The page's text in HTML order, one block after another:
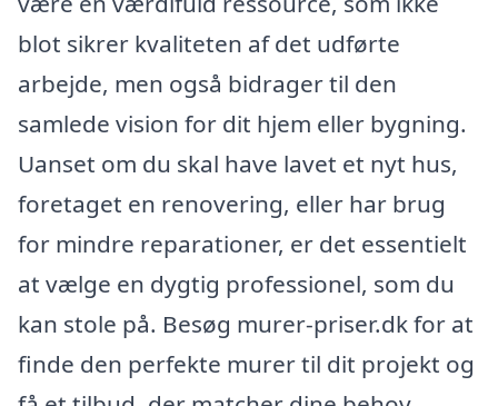
blot sikrer kvaliteten af det udførte
arbejde, men også bidrager til den
samlede vision for dit hjem eller bygning.
Uanset om du skal have lavet et nyt hus,
foretaget en renovering, eller har brug
for mindre reparationer, er det essentielt
at vælge en dygtig professionel, som du
kan stole på. Besøg murer-priser.dk for at
finde den perfekte murer til dit projekt og